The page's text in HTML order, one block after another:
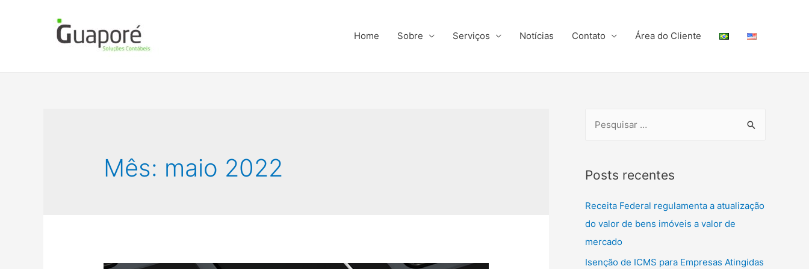
Home Sobre Serviços Notícias Contato Área do Cliente
Mês: maio 2022 Posts recentes
Receita Federal regulamenta a atualização
do valor de bens imóveis a valor de
mercado
Isenção de ICMS para Empresas Atingidas